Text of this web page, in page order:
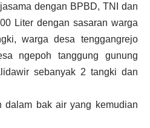
Liter dengan sasaran warga
warga desa tenggangrejo
tanggung gunung sebanyak
2 tangki dan warga
bak air yang kemudian